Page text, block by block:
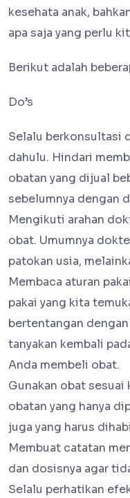
kesehata anak,
apa saja yang perlu
Berikut adalah
Do’s
Selalu berkonsultasi
dahulu. Hindari
obatan yang dijual
sebelumnya dengan
Mengikuti arahan
obat. Umumnya
patokan usia,
Membaca aturan
pakai yang kita
bertentangan
tanyakan kembali
Anda membeli obat.
Gunakan obat sesuai
obatan yang hanya
juga yang harus
Membuat catatan
dan dosisnya agar
Selalu perhatikan